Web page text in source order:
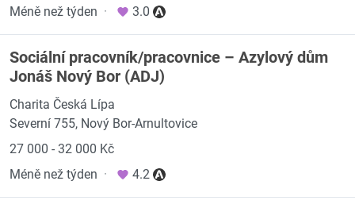
Méně než týden · 3.0
Sociální pracovník/pracovnice – Azylový dům
Jonáš Nový Bor (ADJ)
Charita Česká Lípa
Severní 755, Nový Bor-Arnultovice
27 000 - 32 000 Kč
Méně než týden · 4.2